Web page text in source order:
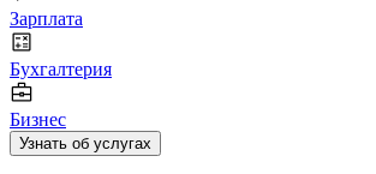
Зарплата
Бухгалтерия
Бизнес
Узнать об услугах